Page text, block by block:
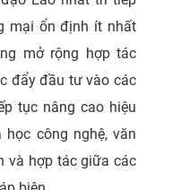
mại ổn định ít nhất
mở rộng hợp tác
đẩy đầu tư vào các
tục nâng cao hiệu
công nghệ, văn
và hợp tác giữa các